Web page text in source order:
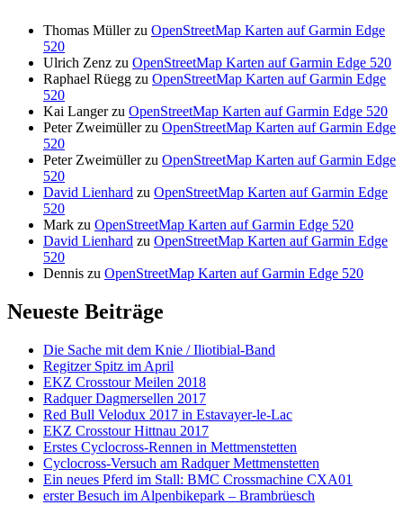
Thomas Müllerzu OpenStreetMap Karten auf Garmin Edge
520
Ulrich Zenz zu OpenStreetMap Karten auf Garmin Edge 520
Raphael Rüegg zu OpenStreetMap Karten auf Garmin Edge
520
Kai Langerzu OpenStreetMap Karten auf Garmin Edge 520
Peter Zweimüllerzu OpenStreetMap Karten auf Garmin Edge
520
Peter Zweimüllerzu OpenStreetMap Karten auf Garmin Edge
520
David Lienhard zu OpenStreetMap Karten auf Garmin Edge
520
Mark zu OpenStreetMap Karten auf Garmin Edge 520
David Lienhard zu OpenStreetMap Karten auf Garmin Edge
520
Dennis zu OpenStreetMap Karten auf Garmin Edge 520
Neueste Beiträge
Die Sache mit dem Knie / Iliotibial-Band
Regitzer Spitz im April
EKZ Crosstour Meilen 2018
Radquer Dagmersellen 2017
Red Bull Velodux 2017 in Estavayer-le-Lac
EKZ Crosstour Hittnau 2017
Erstes Cyclocross-Rennen in Mettmenstetten
Cyclocross-Versuch am Radquer Mettmenstetten
Ein neues Pferd im Stall: BMC Crossmachine CXA01
erster Besuch im Alpenbikepark – Brambrüesch